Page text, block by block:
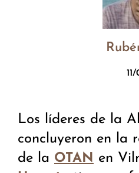
Los líderes de la
concluyeron en la
de la OTAN en